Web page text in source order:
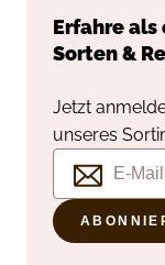
Erfahre als
Sorten &
Jetzt
unseres